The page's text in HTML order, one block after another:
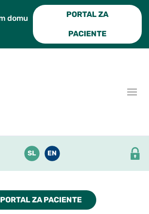
PORTAL ZA
PACIENTE
SL EN
PORTAL ZA PACIENTE